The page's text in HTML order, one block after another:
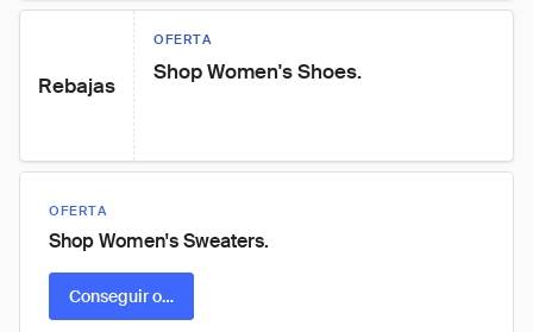
Rebajas
OFERTA
Shop Women's Shoes.
OFERTA
Shop Women's Sweaters.
Conseguir oferta